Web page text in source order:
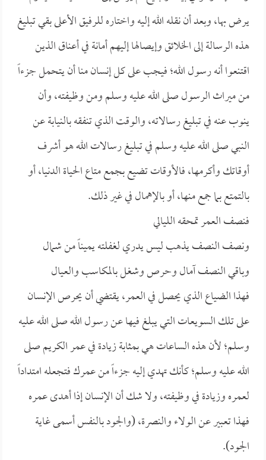
يرض بها، وبعد أن نقله الله إليه واختاره للرفيق الأعلى بقي تبليغ
هذه الرسالة إلى الخلائق وإيصالها إليهم أمانة في أعناق الذين
اقتنعوا أنه رسول الله؛ فيجب على كل إنسان منا أن يتحمل جزءاً
من ميراث الرسول صلى الله عليه وسلم ومن وظيفته، وأن
ينوب عنه في تبليغ رسالاته، والوقت الذي تنفقه بالنيابة عن
النبي صلى الله عليه وسلم في تبليغ رسالات الله هو أشرف
أوقاتك وأكرمها، فالأوقات تضيع بجمع متاع الحياة الدنيا، أو
بالتمتع بما جمع منها، أو بالإهمال في غير ذلك.
فنصف العمر تمحقه الليالي
ونصف النصف يذهب ليس يدري لغفلته يميناً من شمال
وباقي النصف آمال وحرص وشغل بالمكاسب والعيال
فهذا الضياع الذي يحصل في العمر، يقتضي أن يحرص الإنسان
على تلك السويعات التي يبلغ فيها عن رسول الله صلى الله عليه
وسلم؛ لأن هذه الساعات هي بمثابة زيادة في عمر الكريم صلى
الله عليه وسلم؛ كأنك تهدي إليه جزءاً من عمرك فتجعله امتداداً
لعمره وزيادة في وظيفته، ولا شك أن الإنسان إذا أهدى عمره
فهذا تعبير عن الولاء والنصرة، (والجود بالنفس أسمى غاية
الجود).